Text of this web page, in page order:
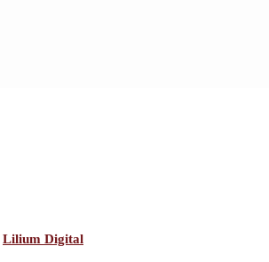
Lilium Digital